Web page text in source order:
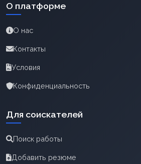
О платформе
О нас
Контакты
Условия
Конфиденциальность
Для соискателей
Поиск работы
Добавить резюме